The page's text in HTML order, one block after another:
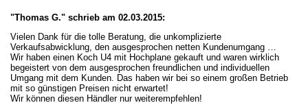
"Thomas G." schrieb am 02.03.2015:
Vielen Dank für die tolle Beratung, die unkomplizierte
Verkaufsabwicklung, den ausgesprochen netten Kundenumgang …
Wir haben einen Koch U4 mit Hochplane gekauft und waren wirklich
begeistert von dem ausgesprochen freundlichen und individuellen
Umgang mit dem Kunden. Das haben wir bei so einem großen Betrieb
mit so günstigen Preisen nicht erwartet!
Wir können diesen Händler nur weiterempfehlen!